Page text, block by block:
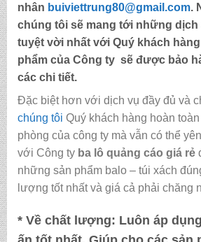
nhân buiviettrung80@gmail.com.
chúng tôi sẽ mang tới những dịch
tuyệt vời nhất với Quý khách
phẩm của Công ty sẽ được bảo
các chi tiết.
Đặc biệt hơn với dịch vụ đầy đủ và
chúng tôi Quý khách hàng hoàn
phòng của công ty mà vẫn có thể
với Công ty ba lô quảng cáo giá rẻ
những sản phẩm balo – túi xách
lượng tốt nhất và giá cả phải chăng
* Về chất lượng: Luôn áp